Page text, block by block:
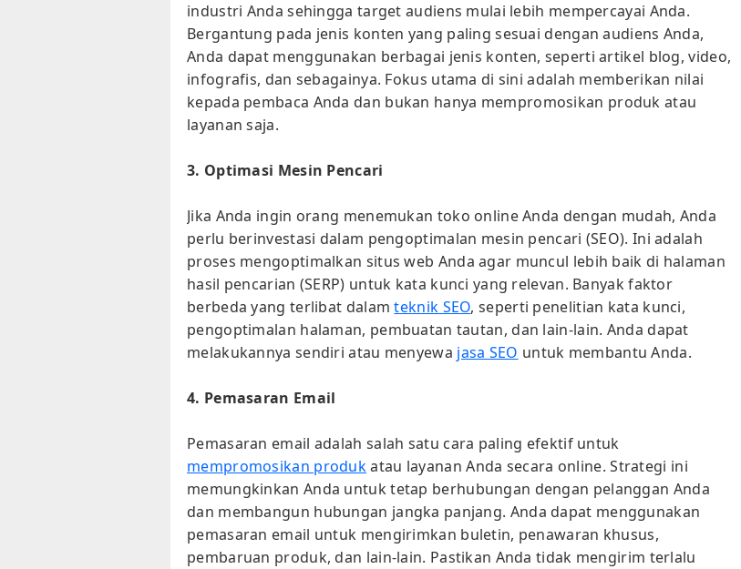
industri Anda sehingga target audiens mulai lebih mempercayai Anda.
Bergantung pada jenis konten yang paling sesuai dengan audiens Anda,
Anda dapat menggunakan berbagai jenis konten, seperti artikel blog, video,
infografis, dan sebagainya. Fokus utama di sini adalah memberikan nilai
kepada pembaca Anda dan bukan hanya mempromosikan produk atau
layanan saja.
3. Optimasi Mesin Pencari
Jika Anda ingin orang menemukan toko online Anda dengan mudah, Anda
perlu berinvestasi dalam pengoptimalan mesin pencari (SEO). Ini adalah
proses mengoptimalkan situs web Anda agar muncul lebih baik di halaman
hasil pencarian (SERP) untuk kata kunci yang relevan. Banyak faktor
berbeda yang terlibat dalamteknik SEO, seperti penelitian kata kunci,
pengoptimalan halaman, pembuatan tautan, dan lain-lain. Anda dapat
melakukannya sendiri atau menyewa jasa SEO untuk membantu Anda.
4. Pemasaran Email
Pemasaran email adalah salah satu cara paling efektif untuk
mempromosikan produkatau layanan Anda secara online. Strategi ini
memungkinkan Anda untuk tetap berhubungan dengan pelanggan Anda
dan membangun hubungan jangka panjang. Anda dapat menggunakan
pemasaran email untuk mengirimkan buletin, penawaran khusus,
pembaruan produk, dan lain-lain. Pastikan Anda tidak mengirim terlalu